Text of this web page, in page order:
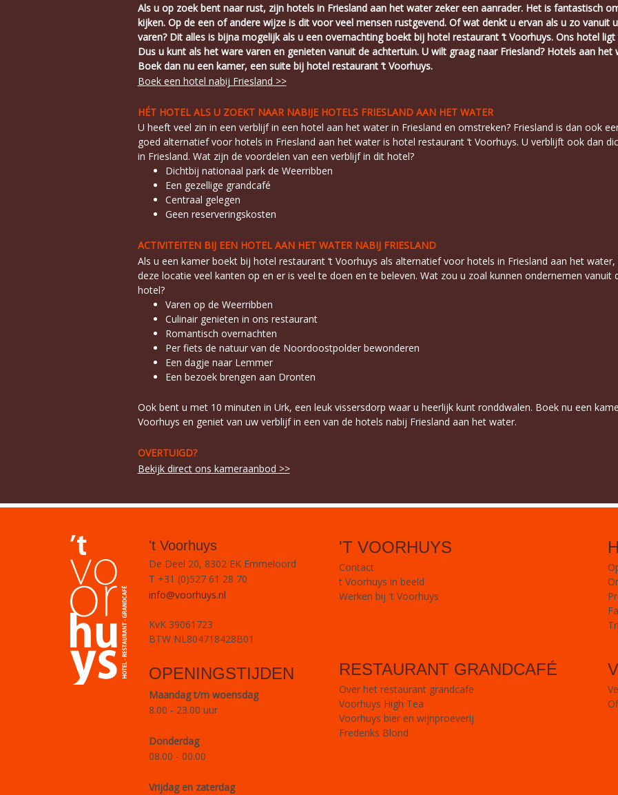
Als u op zoek bent naar rust, zijn hotels in Friesland aan het water zeker een aanrader. Het is fantastisch
kijken. Op de een of andere wijze is dit voor veel mensen rustgevend. Of wat denkt u ervan als u zo
varen? Dit alles is bijna mogelijk als u een overnachting boekt bij hotel restaurant ‘t Voorhuys. Ons hotel
Dus u kunt als het ware varen en genieten vanuit de achtertuin. U wilt graag naar Friesland? Hotels aan
Boek dan nu een kamer, een suite bij hotel restaurant ‘t Voorhuys.
Boek een hotel nabij Friesland >>
HÉT HOTEL ALS U ZOEKT NAAR NABIJE HOTELS FRIESLAND AAN HET WATER
U heeft veel zin in een verblijf in een hotel aan het water in Friesland en omstreken? Friesland is dan ook
goed alternatief voor hotels in Friesland aan het water is hotel restaurant ‘t Voorhuys. U verblijft ook dan
in Friesland. Wat zijn de voordelen van een verblijf in dit hotel?
Dichtbij nationaal park de Weerribben
Een gezellige grandcafé
Centraal gelegen
Geen reserveringskosten
ACTIVITEITEN BIJ EEN HOTEL AAN HET WATER NABIJ FRIESLAND
Als u een kamer boekt bij hotel restaurant ‘t Voorhuys als alternatief voor hotels in Friesland aan het
deze locatie veel kanten op en er is veel te doen en te beleven. Wat zou u zoal kunnen ondernemen vanuit
hotel?
Varen op de Weerribben
Culinair genieten in ons restaurant
Romantisch overnachten
Per fiets de natuur van de Noordoostpolder bewonderen
Een dagje naar Lemmer
Een bezoek brengen aan Dronten
Ook bent u met 10 minuten in Urk, een leuk vissersdorp waar u heerlijk kunt ronddwalen. Boek nu een
Voorhuys en geniet van uw verblijf in een van de hotels nabij Friesland aan het water.
OVERTUIGD?
Bekijk direct ons kameraanbod >>
't Voorhuys
De Deel 20, 8302 EK Emmeloord
T +31 (0)527 61 28 70
info@voorhuys.nl
KvK 39061723
BTW NL804718428B01
OPENINGSTIJDEN
Maandag t/m woensdag
8.00 - 23.00 uur
Donderdag
08.00 - 00.00
Vrijdag en zaterdag
'T VOORHUYS
Contact
t Voorhuys in beeld
Werken bij 't Voorhuys
RESTAURANT GRANDCAFÉ
Over het restaurant grandcafe
Voorhuys High Tea
Voorhuys bier en wijnproeverij
Frederiks Blond